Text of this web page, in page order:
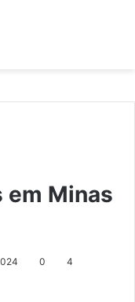
em Minas
0 4